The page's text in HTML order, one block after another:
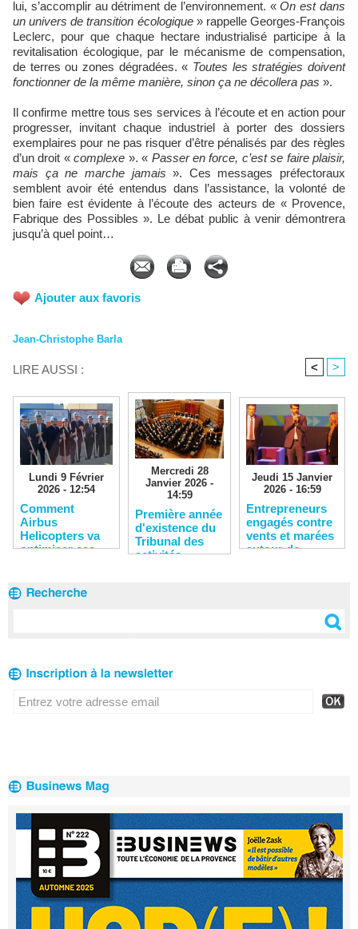
lui, s’accomplir au détriment de l’environnement. «On est dans
un univers de transition écologique» rappelle Georges-François
Leclerc, pour que chaque hectare industrialisé participe à la
revitalisation écologique, par le mécanisme de compensation,
de terres ou zones dégradées. « Toutes les stratégies doivent
fonctionner de la même manière, sinon ça ne décollera pas ».
Il confirme mettre tous ses services à l’écoute et en action pour
progresser, invitant chaque industriel à porter des dossiers
exemplaires pour ne pas risquer d’être pénalisés par des règles
d’un droit «complexe ». « Passer en force, c’est se faire plaisir,
mais ça ne marche jamais ». Ces messages préfectoraux
semblent avoir été entendus dans l’assistance, la volonté de
bien faire est évidente à l’écoute des acteurs de « Provence,
Fabrique des Possibles ». Le débat public à venir démontrera
jusqu’à quel point…
Ajouter aux favoris
Jean-Christophe Barla
LIRE AUSSI : < >
Lundi 9 Février
2026 - 12:54
Comment
Airbus
Helicopters va
optimiser ses
Mercredi 28
Janvier 2026 -
14:59
​Première année
d'existence du
Tribunal des
activités
Jeudi 15 Janvier
2026 - 16:59
Entrepreneurs
engagés contre
vents et marées
autour de